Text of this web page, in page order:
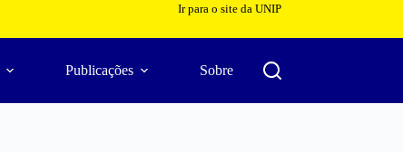
Ir para o site da UNIP
Publicações Sobre